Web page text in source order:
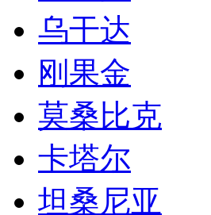
坦桑尼亚
埃塞俄比亚
哈萨克斯坦
乌兹别克斯坦
塔吉克斯坦